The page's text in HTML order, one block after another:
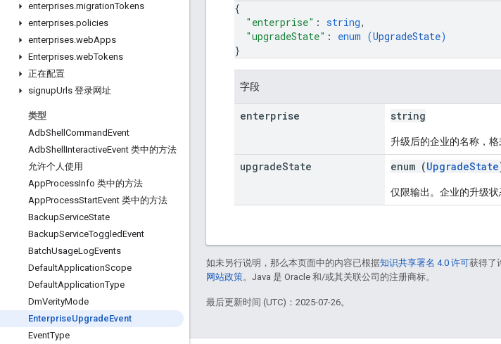
enterprises.migrationTokens
enterprises.policies
enterprises.webApps
Enterprises.webTokens
正在配置
signupUrls 登录网址
类型
AdbShell CommandEvent
AdbShell InteractiveEvent 类中的方法
允许个人使用
AppProcessInfo 类中的方法
AppProcessStartEvent 类中的方法
BackupServiceState
BackupServiceToggledEvent
BatchUsageLogEvents
DefaultApplicationScope
DefaultApplicationType
DmVerityMode
EnterpriseUpgradeEvent
EventType
{
"enterprise" : string,
"upgradeState" : enum (UpgradeState)
}
字段
enterprise string
升级后的企业的名称，
upgradeState enum (UpgradeState
仅限输出。企业的升级状
如未另行说明，那么本页面中的内容已根据知识共享署名 4.0 许可获得了
网站政策。Java 是 Oracle 和/或其关联公司的注册商标。
最后更新时间 (UTC)：2025-07-26。